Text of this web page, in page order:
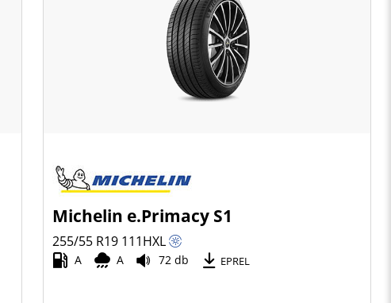
Michelin e.Primacy S1
255/55 R19 111HXL
A A 72 db EPREL